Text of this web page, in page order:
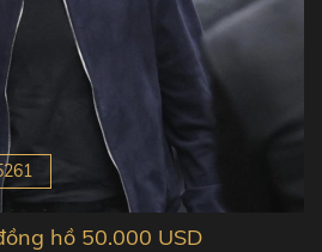
hồ 50.000 USD